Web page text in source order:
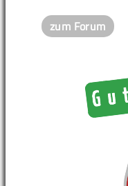
zum Forum